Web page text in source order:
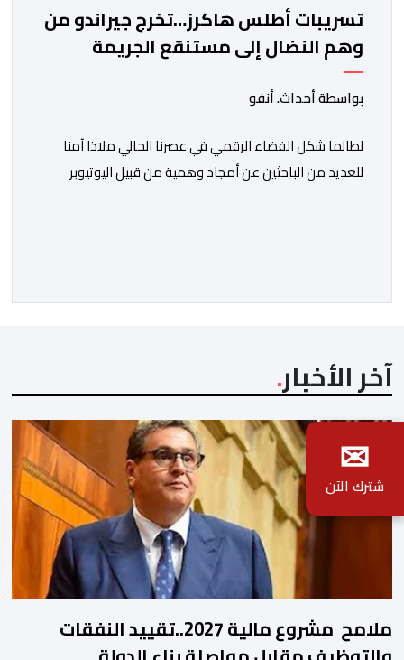
تسريبات أطلس هاكرز…تخرج جيراندو من
وهم النضال إلى مستنقع الجريمة
المنظمة
بواسطة أحداث. أنفو
لطالما شكل الفضاء الرقمي في عصرنا الحالي ملاذا آمنا
للعديد من الباحثين عن أمجاد وهمية من قبيل اليوتيوبر
يقتات على استعطاف الجماهير ودغدغة […]
آخر الأخبار
ملامح مشروع مالية 2027..تقييد النفقات
✉
شترك الآن